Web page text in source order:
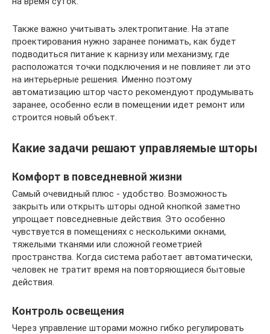
Также важно учитывать электропитание. На этапе
проектирования нужно заранее понимать, как будет
подводиться питание к карнизу или механизму, где
расположатся точки подключения и не повлияет ли это
на интерьерные решения. Именно поэтому
автоматизацию штор часто рекомендуют продумывать
заранее, особенно если в помещении идет ремонт или
строится новый объект.
Какие задачи решают управляемые шторы
Комфорт в повседневной жизни
Самый очевидный плюс - удобство. Возможность
закрыть или открыть шторы одной кнопкой заметно
упрощает повседневные действия. Это особенно
чувствуется в помещениях с несколькими окнами,
тяжелыми тканями или сложной геометрией
пространства. Когда система работает автоматически,
человек не тратит время на повторяющиеся бытовые
действия.
Контроль освещения
Через управление шторами можно гибко регулировать